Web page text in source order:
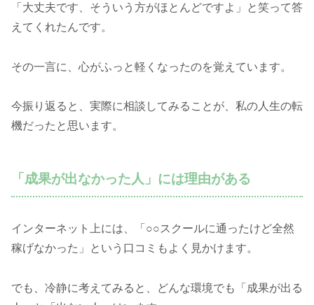
「大丈夫です、そういう方がほとんどですよ」と笑って答
えてくれたんです。
その一言に、心がふっと軽くなったのを覚えています。
今振り返ると、実際に相談してみることが、私の人生の転
機だったと思います。
「成果が出なかった人」には理由がある
インターネット上には、「○○スクールに通ったけど全然
稼げなかった」という口コミもよく見かけます。
でも、冷静に考えてみると、どんな環境でも「成果が出る